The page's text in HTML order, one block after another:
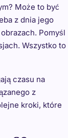
Może to być
z dnia jego
Pomyśl
Wszystko to
czasu na
z
kroki, które